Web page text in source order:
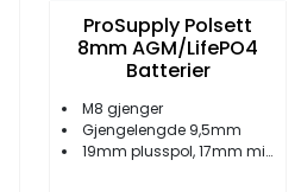
ProSupply Polsett
8mm AGM/LifePO4
Batterier
M8 gjenger
Gjengelengde 9,5mm
19mm plusspol, 17mm minuspol